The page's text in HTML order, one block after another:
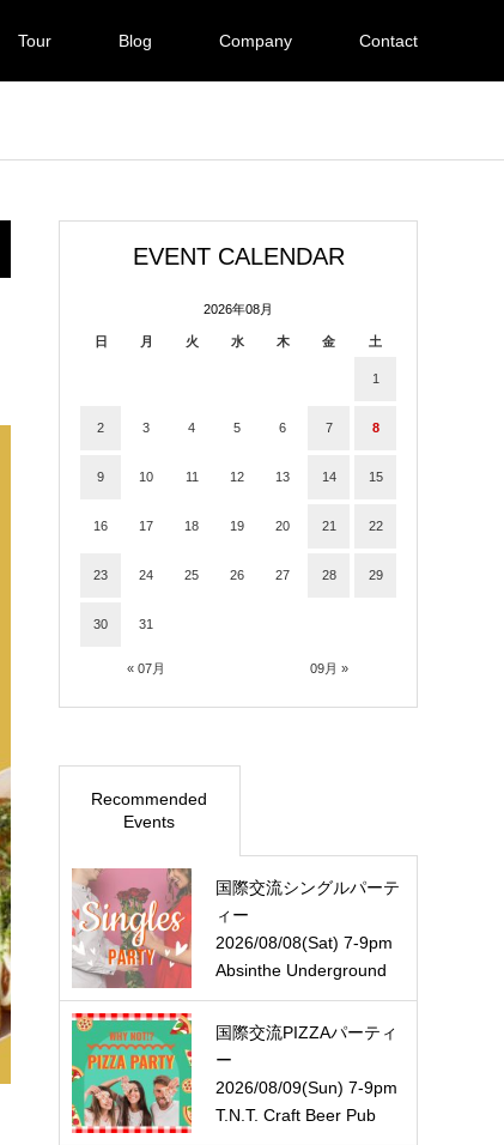
Tour Blog Company Contact
EVENT CALENDAR
2026年08月
日 月 火 水 木 金 土
« 07月 09月 »
1
2 3 4 5 6 7 8
9 10 11 12 13 14 15
16 17 18 19 20 21 22
23 24 25 26 27 28 29
30 31
Recommended
Events
国際交流シングルパーテ
ィー
2026/08/08(Sat) 7-9pm
Absinthe Underground
国際交流PIZZAパーティ
ー
2026/08/09(Sun) 7-9pm
T.N.T. Craft Beer Pub